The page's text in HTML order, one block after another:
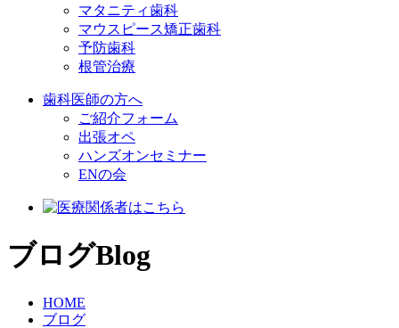
マタニティ歯科
マウスピース矯正歯科
予防⻭科
根管治療
歯科医師の方へ
ご紹介フォーム
出張オペ
ハンズオンセミナー
ENの会
ブログBlog
HOME
ブログ